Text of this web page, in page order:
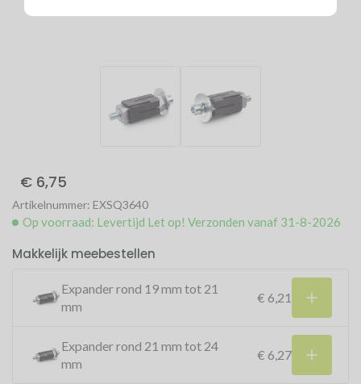
€ 6,75
Artikelnummer: EXSQ3640
Op voorraad: Levertijd Let op! Verzonden vanaf 31-8-2026
Makkelijk meebestellen
Expander rond 19 mm tot 21
mm
€ 6,21
Expander rond 21 mm tot 24
mm
€ 6,27